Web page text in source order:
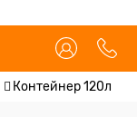
Контейнер 120л